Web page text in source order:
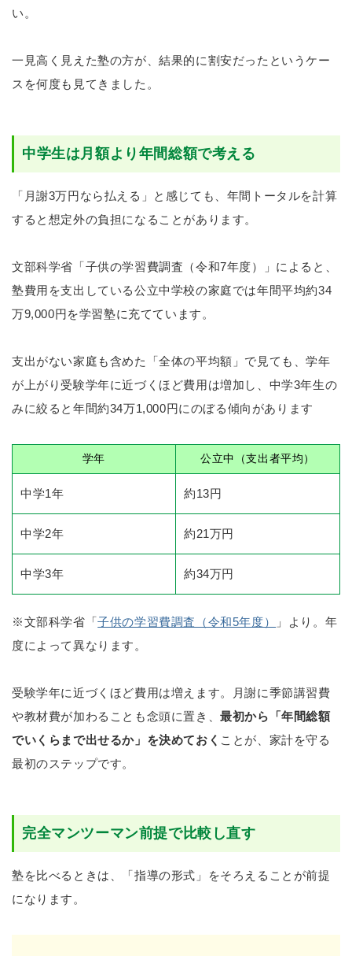
い。
一見高く見えた塾の方が、結果的に割安だったというケー
スを何度も見てきました。
中学生は月額より年間総額で考える
「月謝3万円なら払える」と感じても、年間トータルを計算
すると想定外の負担になることがあります。
文部科学省「子供の学習費調査（令和7年度）」によると、
塾費用を支出している公立中学校の家庭では年間平均約34
万9,000円を学習塾に充てています。
支出がない家庭も含めた「全体の平均額」で見ても、学年
が上がり受験学年に近づくほど費用は増加し、中学3年生の
みに絞ると年間約34万1,000円にのぼる傾向があります
学年 公立中（支出者平均）
中学1年 約13円
中学2年 約21万円
中学3年 約34万円
※文部科学省「子供の学習費調査（令和5年度）
」より。年
度によって異なります。
受験学年に近づくほど費用は増えます。月謝に季節講習費
や教材費が加わることも念頭に置き、最初から「年間総額
でいくらまで出せるか」を決めておく ことが、家計を守る
最初のステップです。
完全マンツーマン前提で比較し直す
塾を比べるときは、「指導の形式」をそろえることが前提
になります。